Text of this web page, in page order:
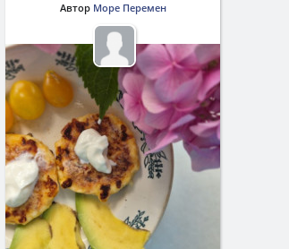
Автор Море Перемен